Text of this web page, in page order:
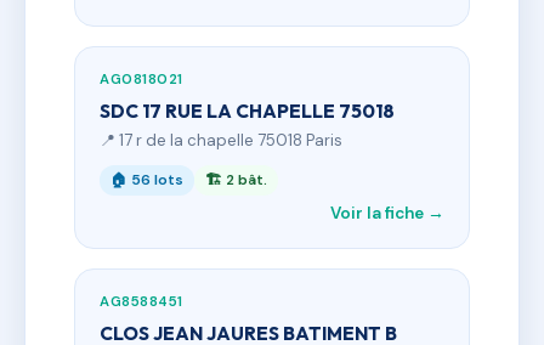
AG0818021
SDC 17 RUE LA CHAPELLE 75018
📍 17 r de la chapelle 75018 Paris
🏠 56 lots 🏗 2 bât.
Voir la fiche →
AG8588451
CLOS JEAN JAURES BATIMENT B